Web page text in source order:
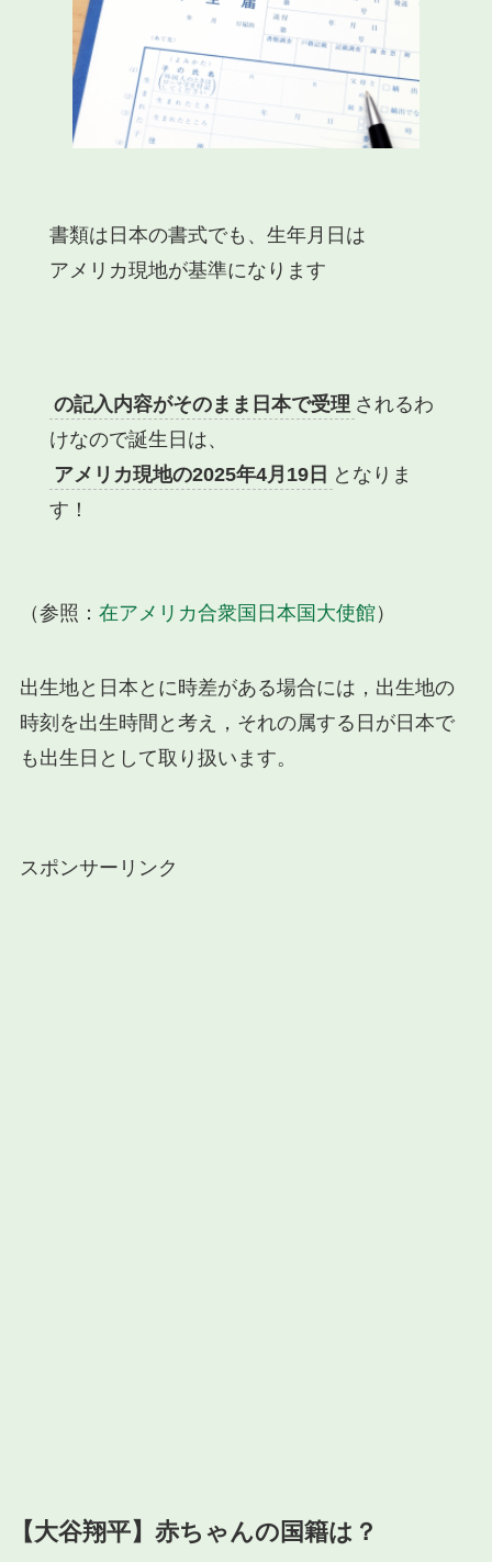
書類は日本の書式でも、生年月日は
アメリカ現地が基準になります
の記入内容がそのまま日本で受理 されるわ
けなので誕生日は、
アメリカ現地の2025年4月19日 となりま
す！
（参照： 在アメリカ合衆国日本国大使館）
出生地と日本とに時差がある場合には，出生地の
時刻を出生時間と考え，それの属する日が日本で
も出生日として取り扱います。
スポンサーリンク
【大谷翔平】赤ちゃんの国籍は？